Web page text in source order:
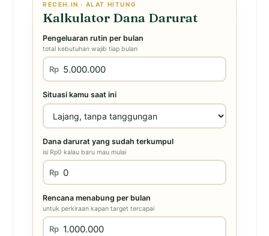
RECEH.IN · ALAT HITUNG
Kalkulator Dana Darurat
Pengeluaran rutin per bulan
total kebutuhan wajib tiap bulan
Rp
Situasi kamu saat ini
Dana darurat yang sudah terkumpul
isi Rp0 kalau baru mau mulai
Rp
Rencana menabung per bulan
untuk perkiraan kapan target tercapai
Rp